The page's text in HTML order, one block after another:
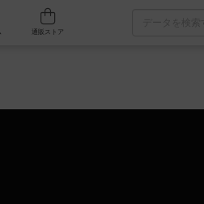
人気ボードゲーム